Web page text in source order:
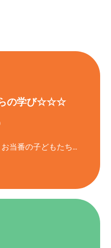
らの学び☆☆☆
当番の子どもたち...